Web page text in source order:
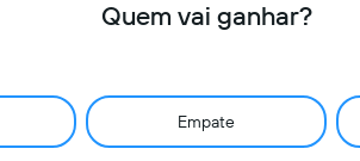
Quem vai ganhar?
Empate